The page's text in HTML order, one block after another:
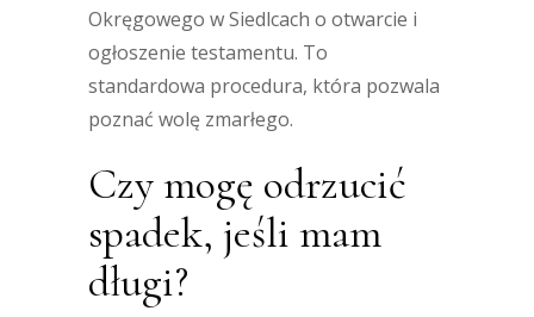
Okręgowego w Siedlcach o otwarcie i
ogłoszenie testamentu. To
standardowa procedura, która pozwala
poznać wolę zmarłego.
Czy mogę odrzucić
spadek, jeśli mam
długi?